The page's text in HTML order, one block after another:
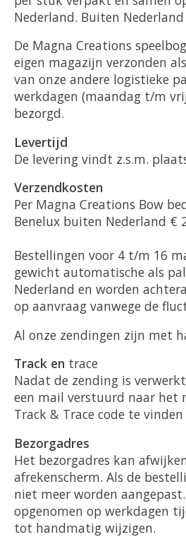
Nederland. Buiten
De Magna Creations
eigen magazijn verzonden
van onze andere logistieke
werkdagen (maandag t/m
bezorgd.
Levertijd
De levering vindt z.s.m.
Verzendkosten
Per Magna Creations Bow
Benelux buiten Nederland €
Bestellingen voor 4 t/m 16
gewicht automatische als
Nederland en worden
op aanvraag vanwege de
Al onze zendingen zijn met
Track en trace
Nadat de zending is
een mail verstuurd naar het
Track & Trace code te
Bezorgadres
Het bezorgadres kan
afrekenscherm. Als de
niet meer worden
opgenomen op werkdagen
tot handmatig wijzigen.